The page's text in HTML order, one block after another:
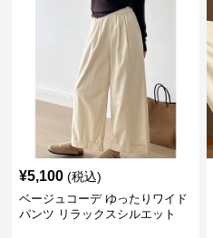
¥5,100 (税込)
ベージュコーデ ゆったりワイド
パンツ リラックスシルエット